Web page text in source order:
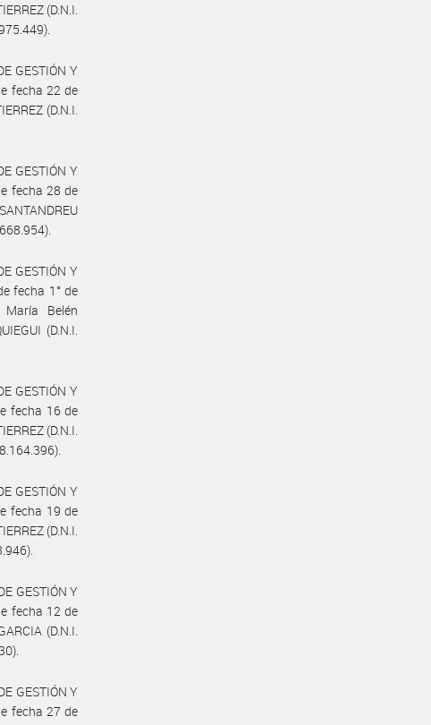
(D.N.I.
GESTIÓN Y
fecha 22 de
(D.N.I.
GESTIÓN Y
fecha 28 de
GESTIÓN Y
fecha 1° de
Belén
(D.N.I.
GESTIÓN Y
fecha 16 de
(D.N.I.
GESTIÓN Y
fecha 19 de
(D.N.I.
GESTIÓN Y
fecha 12 de
(D.N.I.
GESTIÓN Y
fecha 27 de